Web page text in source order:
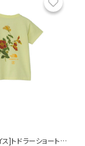
[ザ・ノース・フェイス]トドラーショートスリーブフィールドグラフィックティー